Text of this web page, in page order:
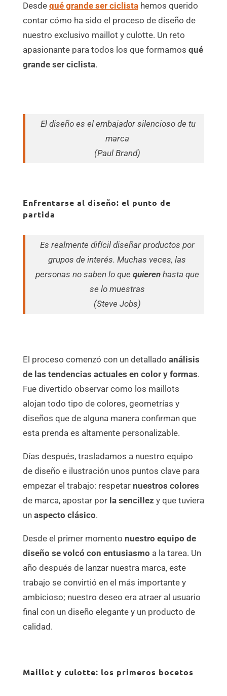
Desde qué grande ser ciclistahemos querido
contar cómo ha sido el proceso de diseño de
nuestro exclusivo maillot y culotte. Un reto
apasionante para todos los que formamos qué
grande ser ciclista.
El diseño es el embajador silencioso de tu
marca
(Paul Brand)
Enfrentarse al diseño: el punto de
partida
Es realmente difícil diseñar productos por
grupos de interés. Muchas veces, las
personas no saben lo que quieren hasta que
se lo muestras
(Steve Jobs)
El proceso comenzó con un detallado análisis
de las tendencias actuales en color y formas.
Fue divertido observar como los maillots
alojan todo tipo de colores, geometrías y
diseños que de alguna manera confirman que
esta prenda es altamente personalizable.
Días después, trasladamos a nuestro equipo
de diseño e ilustración unos puntos clave para
empezar el trabajo: respetar nuestros colores
de marca, apostar por la sencillez y que tuviera
un aspecto clásico.
Desde el primer momento nuestro equipo de
diseño se volcó con entusiasmo a la tarea. Un
año después de lanzar nuestra marca, este
trabajo se convirtió en el más importante y
ambicioso; nuestro deseo era atraer al usuario
final con un diseño elegante y un producto de
calidad.
Maillot y culotte: los primeros bocetos